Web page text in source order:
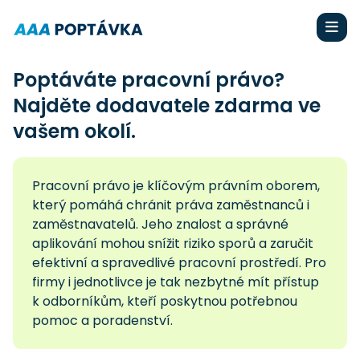
Poptáváte pracovní právo?
Najděte dodavatele zdarma ve
vašem okolí.
Pracovní právo je klíčovým právním oborem,
který pomáhá chránit práva zaměstnanců i
zaměstnavatelů. Jeho znalost a správné
aplikování mohou snížit riziko sporů a zaručit
efektivní a spravedlivé pracovní prostředí. Pro
firmy i jednotlivce je tak nezbytné mít přístup
k odborníkům, kteří poskytnou potřebnou
pomoc a poradenství.